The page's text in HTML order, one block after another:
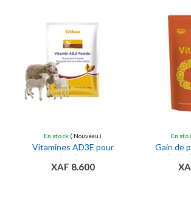
En stock ( Nouveau )
Vitamines AD3E pour
bovins
XAF 8.600
En
Gain de
de